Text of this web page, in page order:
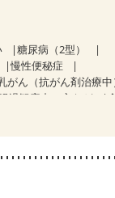
糖尿病（2型）
慢性便秘症
がん（抗がん剤治療中
過観察中の方など